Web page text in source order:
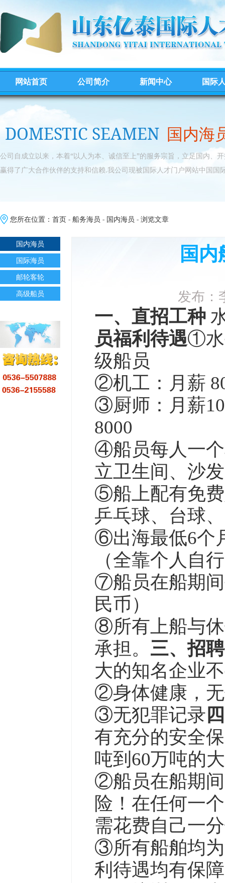
网站首页 公司简介 新闻中心 国际
DOMESTIC SEAMEN 国内海
公司自成立以来，本着“以人为本、诚信至上”的服务宗旨，立足国内、
赢得了广大合作伙伴的支持和信赖.我公司现被国际人才门户网站中国国
您所在位置： 首页 - 船务海员 - 国内海员 - 浏览文章
国内海员
国际海员
邮轮客轮
高级船员
国内
发布：
一、直招工种
员福利待遇①水
级船员
②机工：月薪
③厨师：月薪
8000
④船员每人一
立卫生间、沙
⑤船上配有免
乒乓球、台球
⑥出海最低6个
（全靠个人自
⑦船员在船期间
民币）
⑧所有上船与
承担。 三、招
大的知名企业
②身体健康，
③无犯罪记录
有充分的安全
吨到60万吨的
②船员在船期
险！在任何一
需花费自己一
③所有船舶均
利待遇均有保